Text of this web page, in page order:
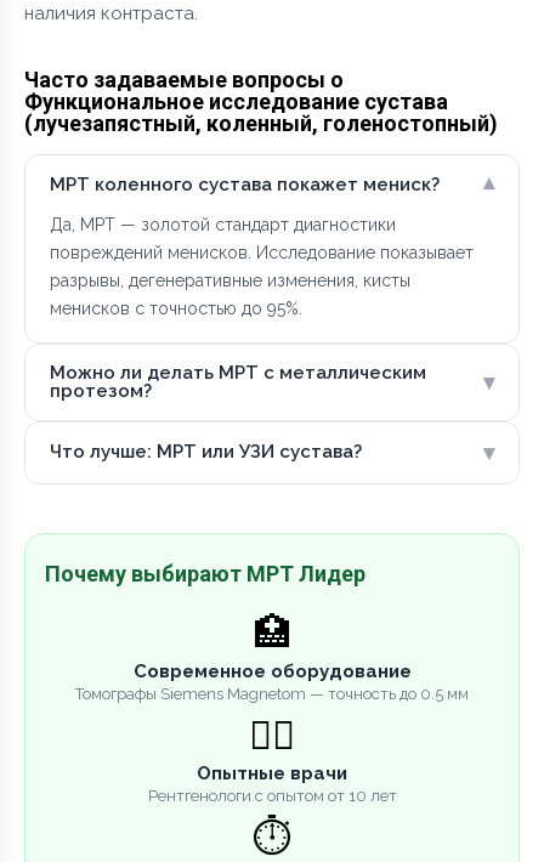
наличия контраста.
Часто задаваемые вопросы о
Функциональное исследование сустава
(лучезапястный, коленный, голеностопный)
МРТ коленного сустава покажет мениск? ▾
Да, МРТ — золотой стандарт диагностики
повреждений менисков. Исследование показывает
разрывы, дегенеративные изменения, кисты
менисков с точностью до 95%.
Можно ли делать МРТ с металлическим
протезом?
▾
Что лучше: МРТ или УЗИ сустава? ▾
Почему выбирают МРТ Лидер
🏥
Современное оборудование
Томографы Siemens Magnetom — точность до 0.5 мм
👨‍⚕️
Опытные врачи
Рентгенологи с опытом от 10 лет
⏱️